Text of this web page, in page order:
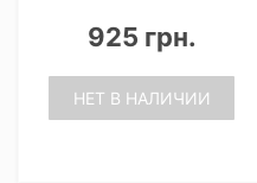
925 грн.
НЕТ В НАЛИЧИИ